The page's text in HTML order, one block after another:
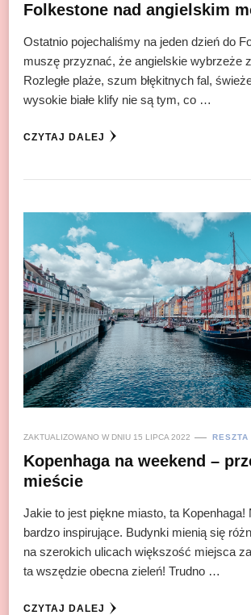
Folkestone nad angielskim
Ostatnio pojechaliśmy na jeden dzień do
muszę przyznać, że angielskie wybrzeże
Rozległe plaże, szum błękitnych fal,
wysokie białe klify nie są tym, co …
CZYTAJ DALEJ
ZAKTUALIZOWANO W DNIU 15 LIPCA 2022
Kopenhaga na weekend –
mieście
Jakie to jest piękne miasto, ta Kopenhaga!
bardzo inspirujące. Budynki mienią się
na szerokich ulicach większość miejsca
ta wszędzie obecna zieleń! Trudno …
CZYTAJ DALEJ